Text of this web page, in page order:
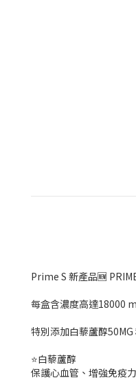
Prime S 新產品🆕
每盒含濃度高達18000
特別添加白藜蘆醇
⭐️白藜蘆醇
保護心血管、增強免疫